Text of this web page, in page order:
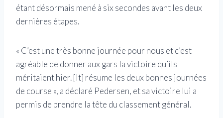
étant désormais mené à six secondes avant les deux
dernières étapes.
« C’est une très bonne journée pour nous et c’est
agréable de donner aux gars la victoire qu’ils
méritaient hier. [It] résume les deux bonnes journées
de course », a déclaré Pedersen, et sa victoire lui a
permis de prendre la tête du classement général.